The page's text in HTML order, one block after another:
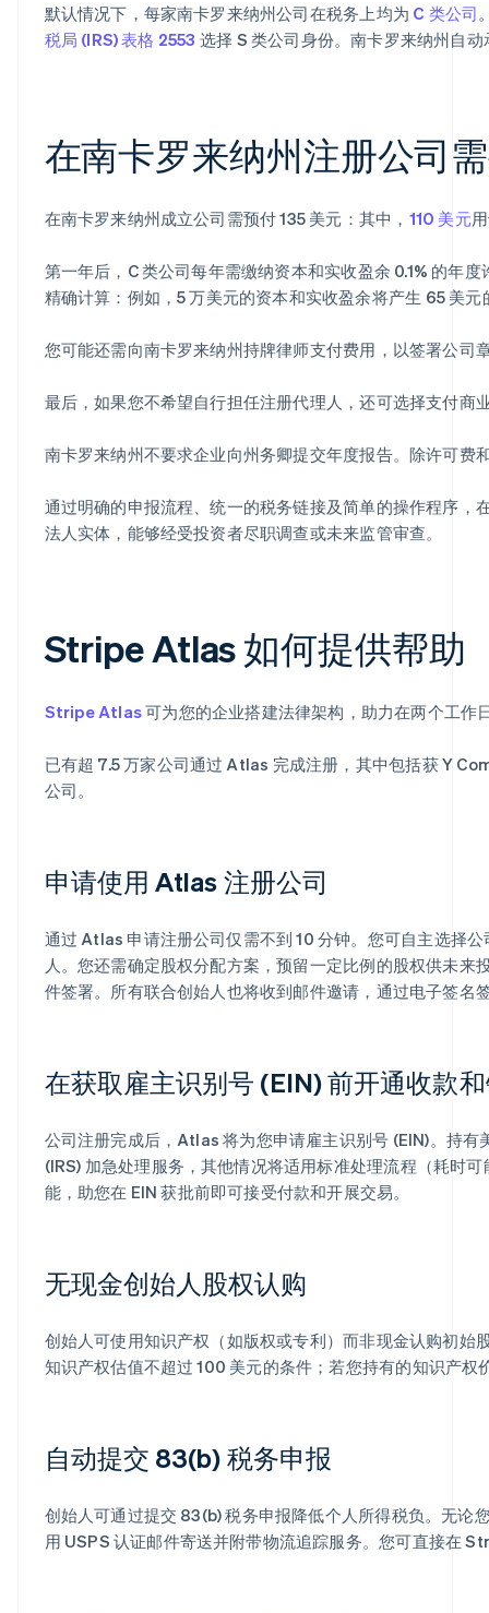
默认情况下，每家南卡罗来纳州公司在税务上均为 C 类公司
税局 (IRS) 表格 2553 选择 S 类公司身份。南卡罗来纳州自
在南卡罗来纳州注册公司
在南卡罗来纳州成立公司需预付 135 美元：其中， 110 美元
第一年后，C 类公司每年需缴纳资本和实收盈余 0.1% 的年
精确计算：例如，5 万美元的资本和实收盈余将产生 65 美元
您可能还需向南卡罗来纳州持牌律师支付费用，以签署公司
最后，如果您不希望自行担任注册代理人，还可选择支付商
南卡罗来纳州不要求企业向州务卿提交年度报告。除许可费
通过明确的申报流程、统一的税务链接及简单的操作程序
法人实体，能够经受投资者尽职调查或未来监管审查。
Stripe Atlas 如何提供帮助
Stripe Atlas可为您的企业搭建法律架构，助力在两个工作
已有超 7.5 万家公司通过 Atlas 完成注册，其中包括获 Y
公司。
申请使用 Atlas 注册公司
通过 Atlas 申请注册公司仅需不到 10 分钟。您可自主选择
人。您还需确定股权分配方案，预留一定比例的股权供未
件签署。所有联合创始人也将收到邮件邀请，通过电子签名
在获取雇主识别号 (EIN) 前开通收款
公司注册完成后，Atlas 将为您申请雇主识别号 (EIN)。持
(IRS) 加急处理服务，其他情况将适用标准处理流程（耗时
能，助您在 EIN 获批前即可接受付款和开展交易。
无现金创始人股权认购
创始人可使用知识产权（如版权或专利）而非现金认购初
知识产权估值不超过 100 美元的条件；若您持有的知识产
自动提交 83(b) 税务申报
创始人可通过提交 83(b) 税务申报降低个人所得税负。无
用 USPS 认证邮件寄送并附带物流追踪服务。您可直接在